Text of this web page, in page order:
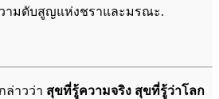
ามดับสูญแห่งชราและมรณะ.
ล่าวว่า สุขที่รู้ความจริง สุขที่รู้ว่าโลก